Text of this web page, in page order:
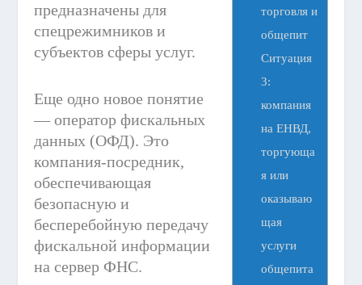
торговля и
общепит
Ситуация
3:
компания
на ЕНВД,
торгующа
я или
оказываю
щая
услуги
общепита
предназначены для
спецрежимников и
субъектов сферы услуг.
Еще одно новое понятие
— оператор фискальных
данных (ОФД). Это
компания-посредник,
обеспечивающая
безопасную и
бесперебойную передачу
фискальной информации
на сервер ФНС.